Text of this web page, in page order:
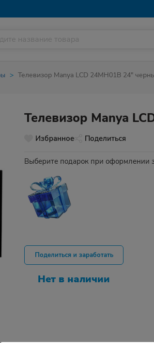
Телевизор Manya LCD 24MH01B 24"
Телевизор Manya
Избранное Поделиться
Выберите подарок при оформлении
Поделиться и заработать
Нет в наличии